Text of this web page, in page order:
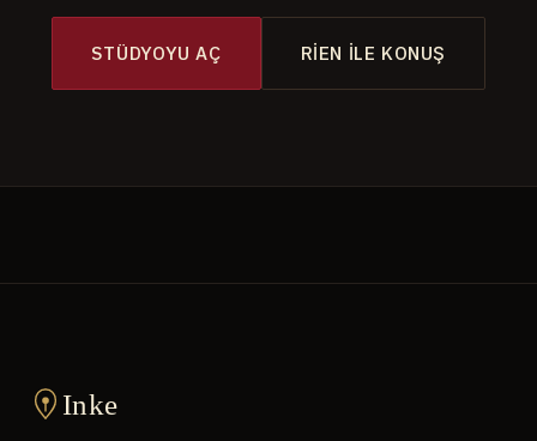
STÜDYOYU AÇ RIEN ILE KONUŞ
Inke